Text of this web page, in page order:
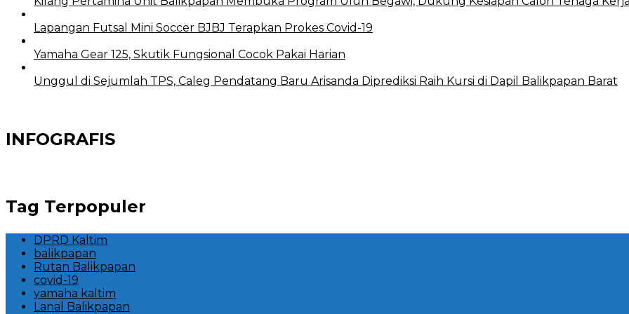
Lapangan Futsal Mini Soccer BJBJ Terapkan Prokes Covid-19
Yamaha Gear 125, Skutik Fungsional Cocok Pakai Harian
Unggul di Sejumlah TPS, Caleg Pendatang Baru Arisanda Diprediksi Raih Kursi di Dapil Balikpapan Barat
INFOGRAFIS
Tag Terpopuler
DPRD Kaltim
balikpapan
Rutan Balikpapan
covid-19
yamaha kaltim
Lanal Balikpapan